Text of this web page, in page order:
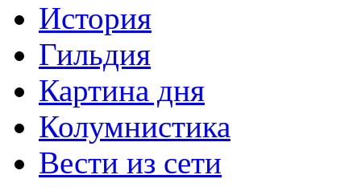
История
Гильдия
Картина дня
Колумнистика
Вести из сети